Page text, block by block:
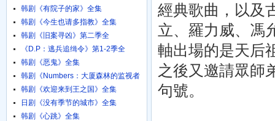
經典歌曲，以及
立、羅力威、馮
軸出場的是天后
之後又邀請眾師
句號。
韩剧《有院子的家》全集
韩剧《今生也请多指教》全集
韩剧《旧案寻凶》第二季全
《D.P：逃兵追缉令》第1-2季全
韩剧《恶鬼》全集
韩剧《Numbers：大厦森林的监视者
们》全集
韩剧《欢迎来到王之国》全集
日剧《没有季节的城市》全集
韩剧《心跳》全集